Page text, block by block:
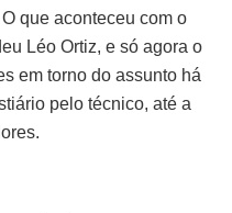
que aconteceu com o
Léo Ortiz, e só agora o
em torno do assunto há
pelo técnico, até a